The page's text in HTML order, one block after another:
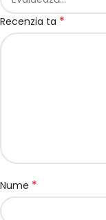
Recenzia ta *
Nume *